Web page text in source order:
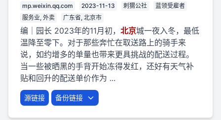
mp.weixin.qq.com 2023-11-13 刺猬公社
蓝领受雇者
服务业, 外卖
广东省, 北京市
编｜园长 2023年的11月初， 北京城一夜入冬，最低
温降至零下。对于那些奔忙在取送路上的骑手来
说，如约增多的单量也带来更具挑战的配送过程。
当一些被晒黑的手背开始冻得发红，还好有天气补
贴和回升的配送单价作为 ...
源链接 备份链接